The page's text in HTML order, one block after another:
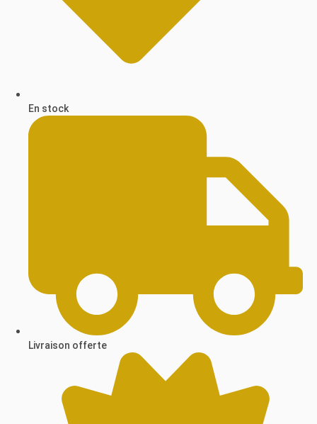
En stock
Livraison offerte